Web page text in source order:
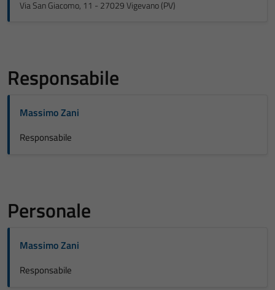
Via San Giacomo, 11 - 27029 Vigevano (PV)
Responsabile
Massimo Zani
Responsabile
Personale
Massimo Zani
Responsabile